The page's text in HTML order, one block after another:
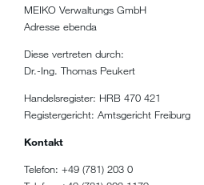
MEIKO Verwaltungs GmbH
Adresse ebenda
Diese vertreten durch:
Dr.-Ing. Thomas Peukert
Handelsregister: HRB 470 421
Registergericht: Amtsgericht Freiburg
Kontakt
Telefon: +49 (781) 203 0